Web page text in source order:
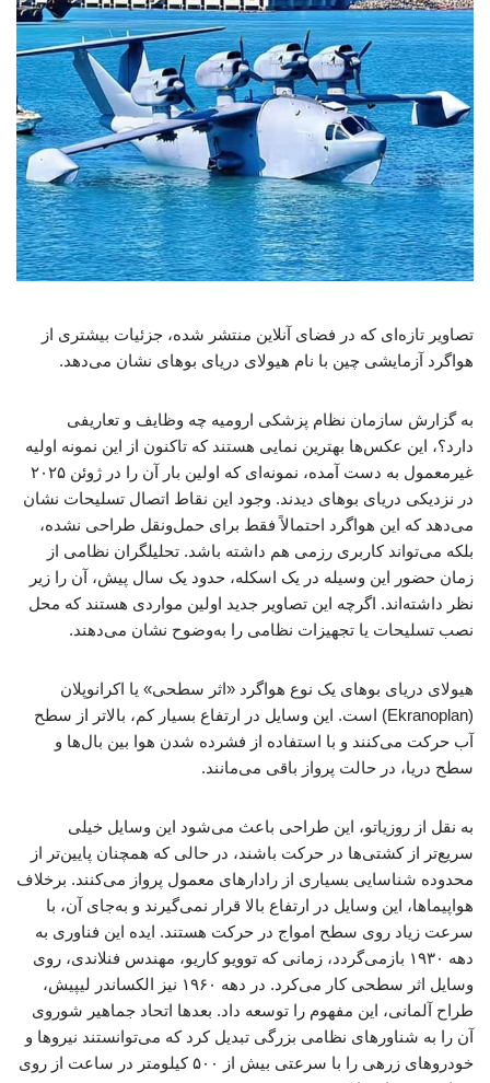
تصاویر تازه‌ای که در فضای آنلاین منتشر شده، جزئیات بیشتری از
هواگرد آزمایشی چین با نام هیولای دریای بوهای نشان می‌دهد.
به گزارش سازمان نظام پزشکی ارومیه چه وظایف و تعاریفی
دارد؟، این عکس‌ها بهترین نمایی هستند که تاکنون از این نمونه اولیه
غیرمعمول به دست آمده، نمونه‌ای که اولین‌ بار آن را در ژوئن ۲۰۲۵
در نزدیکی دریای بوهای دیدند. وجود این نقاط اتصال تسلیحات نشان
می‌دهد که این هواگرد احتمالاً فقط برای حمل‌ونقل طراحی نشده،
بلکه می‌تواند کاربری رزمی هم داشته باشد. تحلیلگران نظامی از
زمان حضور این وسیله در یک اسکله، حدود یک سال پیش، آن را زیر
نظر داشته‌اند. اگرچه این تصاویر جدید اولین مواردی هستند که محل
نصب تسلیحات یا تجهیزات نظامی را به‌وضوح نشان می‌دهند.
هیولای دریای بوهای یک نوع هواگرد «اثر سطحی» یا اکرانوپلان
(Ekranoplan) است. این وسایل در ارتفاع بسیار کم، بالاتر از سطح
آب حرکت می‌کنند و با استفاده از فشرده شدن هوا بین بال‌ها و
سطح دریا، در حالت پرواز باقی می‌مانند.
به نقل از روزیاتو، این طراحی باعث می‌شود این وسایل خیلی
سریع‌تر از کشتی‌ها در حرکت باشند، در حالی که همچنان پایین‌تر از
محدوده شناسایی بسیاری از رادارهای معمول پرواز می‌کنند. برخلاف
هواپیماها، این وسایل در ارتفاع بالا قرار نمی‌گیرند و به‌جای آن، با
سرعت زیاد روی سطح امواج در حرکت هستند. ایده این فناوری به
دهه ۱۹۳۰ بازمی‌گردد، زمانی که توویو کاریو، مهندس فنلاندی، روی
وسایل اثر سطحی کار می‌کرد. در دهه ۱۹۶۰ نیز الکساندر لیپیش،
طراح آلمانی، این مفهوم را توسعه داد. بعدها اتحاد جماهیر شوروی
آن را به شناورهای نظامی بزرگی تبدیل کرد که می‌توانستند نیروها و
خودروهای زرهی را با سرعتی بیش از ۵۰۰ کیلومتر در ساعت از روی